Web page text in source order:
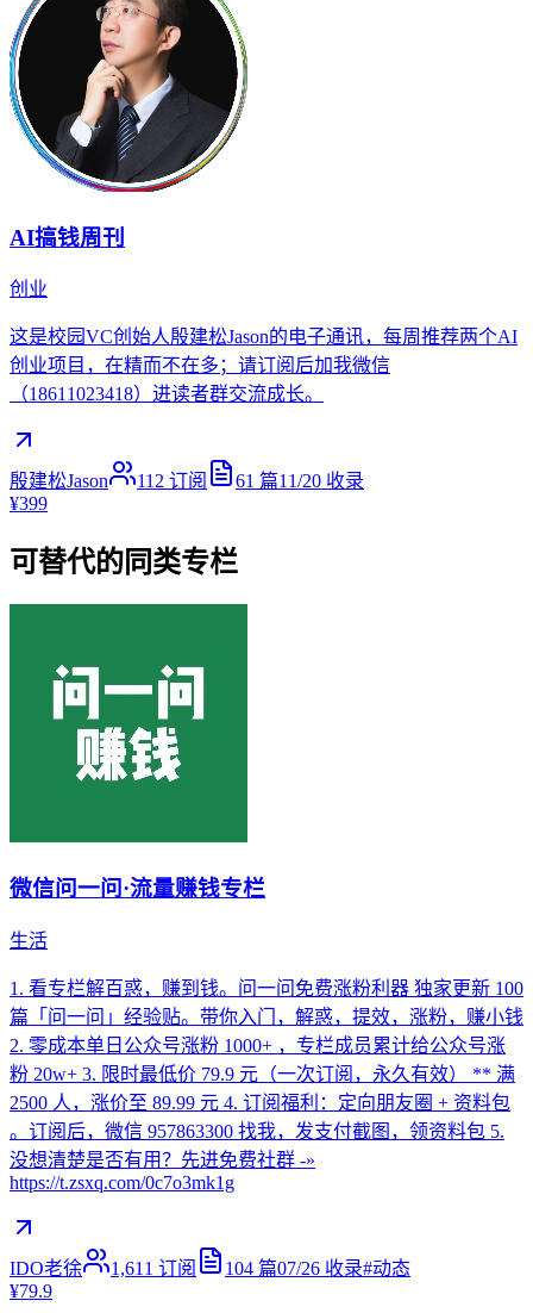
AI搞钱周刊
创业
这是校园VC创始人殷建松Jason的电子通讯，每周推荐两个AI
创业项目，在精而不在多；请订阅后加我微信
（18611023418）进读者群交流成长。
殷建松Jason 112 订阅 61 篇11/20 收录
¥399
可替代的同类专栏
微信问一问·流量赚钱专栏
生活
1. 看专栏解百惑，赚到钱。问一问免费涨粉利器 独家更新 100
篇「问一问」经验贴。带你入门，解惑，提效，涨粉，赚小钱
2. 零成本单日公众号涨粉 1000+ ，专栏成员累计给公众号涨
粉 20w+ 3. 限时最低价 79.9 元（一次订阅，永久有效） ** 满
2500 人，涨价至 89.99 元 4. 订阅福利：定向朋友圈 + 资料包
。订阅后，微信 957863300 找我，发支付截图，领资料包 5.
没想清楚是否有用？先进免费社群 -»
https://t.zsxq.com/0c7o3mk1g
IDO老徐 1,611 订阅 104 篇07/26 收录#动态
¥79.9